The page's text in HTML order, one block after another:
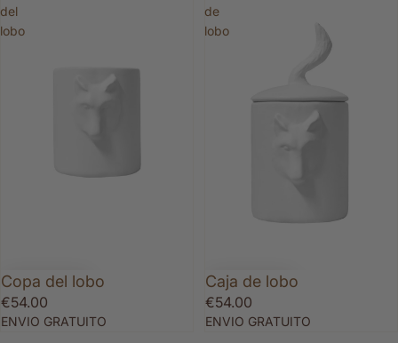
del
lobo
Copa del lobo
€54.00
ENVIO GRATUITO
de
lobo
Caja de lobo
€54.00
ENVIO GRATUITO